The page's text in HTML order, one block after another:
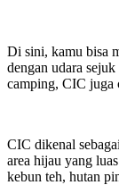
Di sini, kamu bisa
dengan udara
camping, CIC juga
CIC dikenal
area hijau yang
kebun teh, hutan